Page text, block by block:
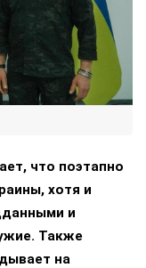
что поэтапно
хотя и
и
Также
на